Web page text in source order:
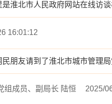
淮北市人民政府网站在线访
16:01:12
朋友请到了淮北市城市管理
组成员、副局长 陆恒 2025/